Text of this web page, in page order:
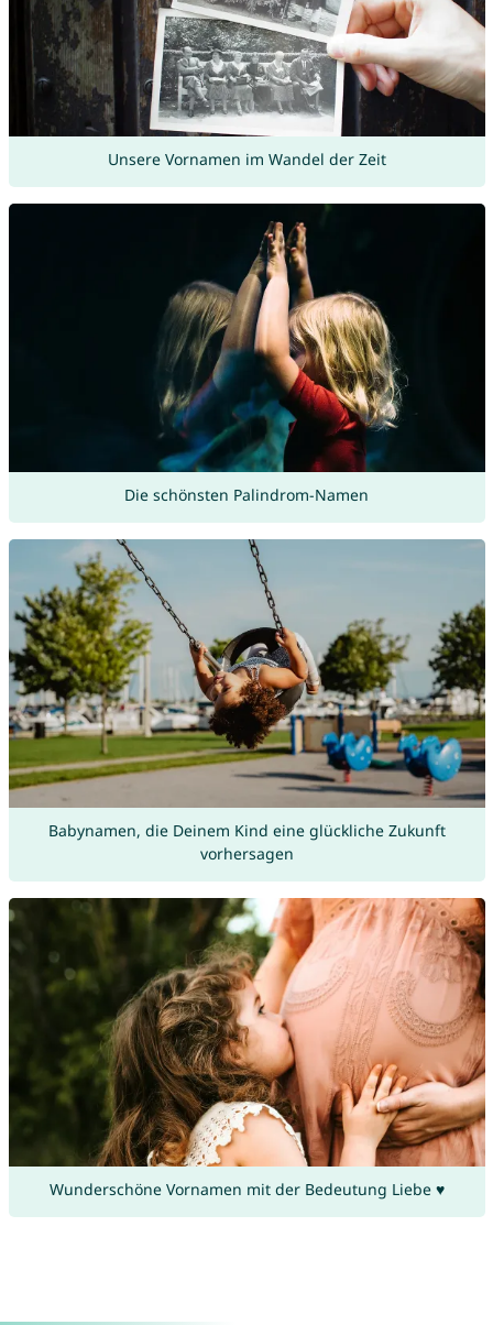
Unsere Vornamen im Wandel der Zeit
Die schönsten Palindrom-Namen
Babynamen, die Deinem Kind eine glückliche Zukunft
vorhersagen
Wunderschöne Vornamen mit der Bedeutung Liebe ♥